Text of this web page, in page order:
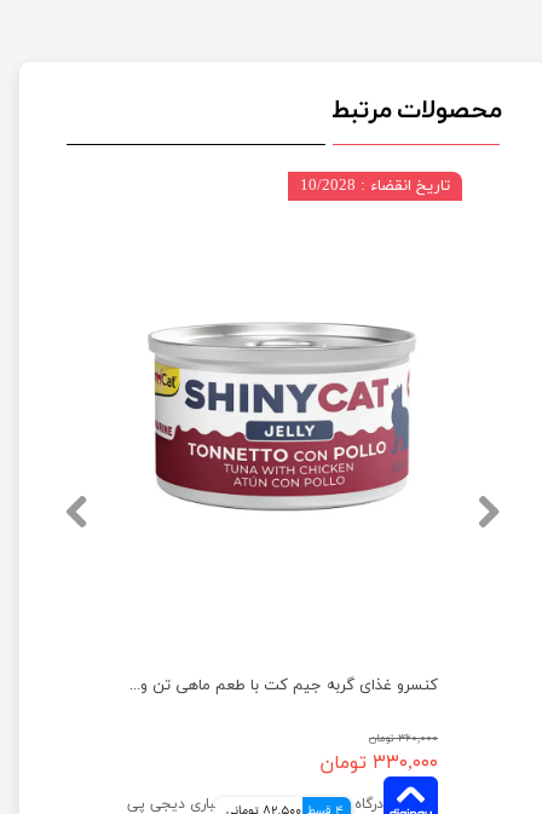
محصولات مرتبط
کنسرو غذای گربه جیم‌ کت با طعم ماهی تن و مرغ وزن 70 گرم
۳۶۰,۰۰۰ تومان
۳۳۰,۰۰۰ تومان
تاریخ انقضاء : 10/2028